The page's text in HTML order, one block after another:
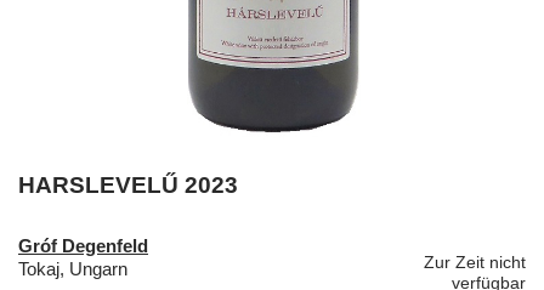
HARSLEVELŰ 2023
Gróf Degenfeld
Tokaj, Ungarn
Zur Zeit nicht
verfügbar